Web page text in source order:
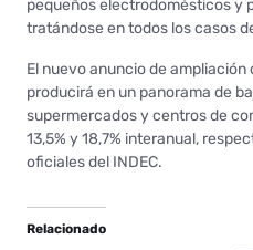
pequeños electrodomésticos y
tratándose en todos los casos
El nuevo anuncio de
producirá en un panorama de
supermercados y centros de
13,5% y 18,7% interanual,
oficiales del INDEC.
Relacionado